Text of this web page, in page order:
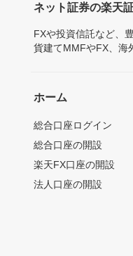
ネット証券の楽天
FXや投資信託など、
貨建てMMFやFX、海
ホーム
総合口座ログイン
総合口座の開設
楽天FX口座の開設
法人口座の開設